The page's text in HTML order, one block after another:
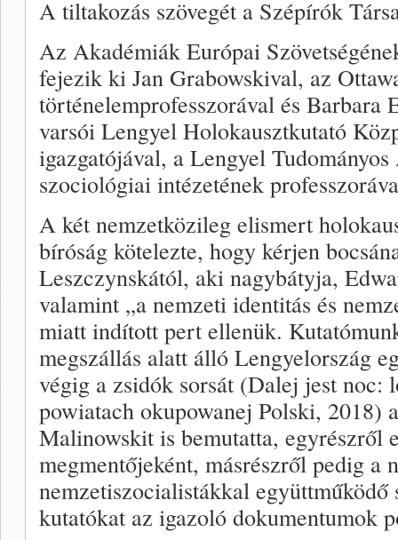
A tiltakozás szövegét a Szépírók
Az Akadémiák Európai
fejezik ki Jan Grabowskival, az
történelemprofesszorával és Barbara
varsói Lengyel Holokausztkutató
igazgatójával, a Lengyel
szociológiai intézetének
A két nemzetközileg elismert
bíróság kötelezte, hogy kérjen
Leszczynskától, aki nagybátyja,
valamint „a nemzeti identitás és
miatt indított pert ellenük.
megszállás alatt álló Lengyelország
végig a zsidók sorsát (Dalej jest
powiatach okupowanej Polski, 2018)
Malinowskit is bemutatta, egyrészről
megmentőjeként, másrészről pedig a
nemzetiszocialistákkal
kutatókat az igazoló dokumentumok